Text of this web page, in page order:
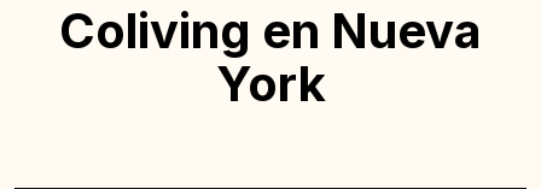
Coliving en Nueva
York